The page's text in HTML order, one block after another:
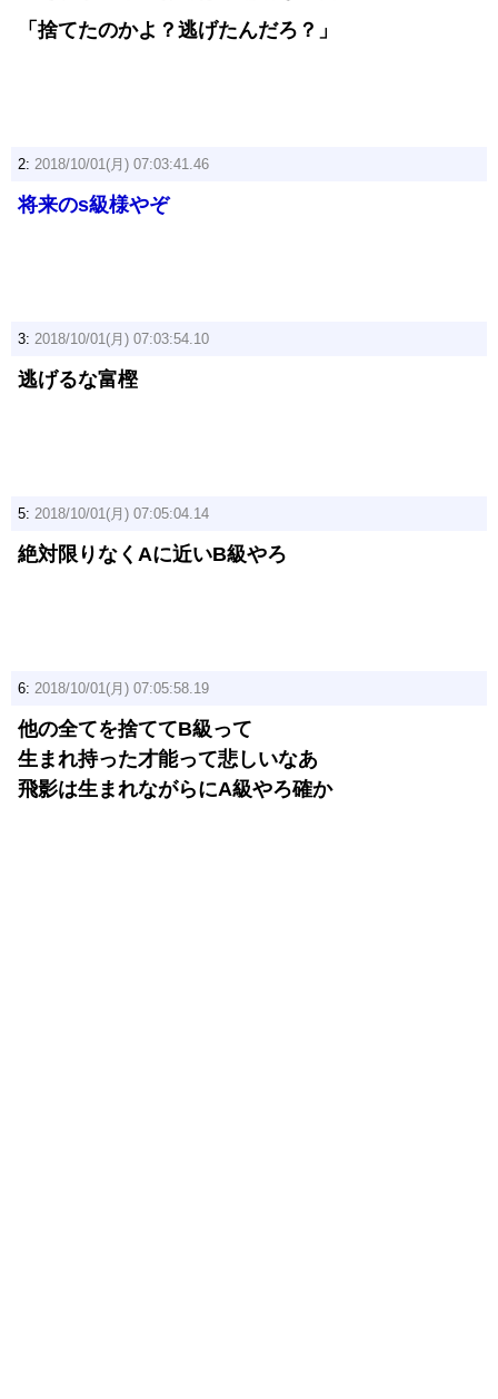
「捨てたのかよ？逃げたんだろ？」
2: 2018/10/01(月) 07:03:41.46
将来のs級様やぞ
3: 2018/10/01(月) 07:03:54.10
逃げるな富樫
5: 2018/10/01(月) 07:05:04.14
絶対限りなくAに近いB級やろ
6: 2018/10/01(月) 07:05:58.19
他の全てを捨ててB級って
生まれ持った才能って悲しいなあ
飛影は生まれながらにA級やろ確か